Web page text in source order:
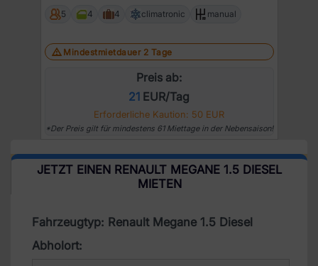
5 4 4 climatronic manual
Mindestmietdauer 2 Tage
Preis ab:
21 EUR/Tag
Erforderliche Kaution: 50 EUR
*Der Preis gilt für mindestens 61 Miettage in der Nebensaison!
JETZT EINEN RENAULT MEGANE 1.5 DIESEL
MIETEN
Fahrzeugtyp: Renault Megane 1.5 Diesel
Abholort: